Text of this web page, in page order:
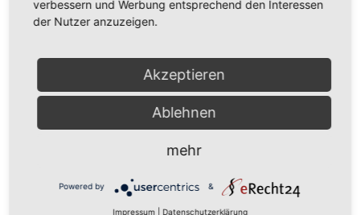
um dieses Video anzusehen.
Mehr Informationen
Akzeptieren
Powered byUsercentrics Consent Management
Platform
verbessern und Werbung entsprechend den Interessen
der Nutzer anzuzeigen.
Akzeptieren
Ablehnen
mehr
Powered by &
Impressum Datenschutzerklärung